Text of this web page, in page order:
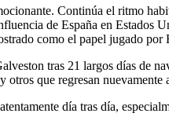
Descripcion del
Y
que irán a
El buque-
día 16 de
Continúa el ritmo
de España en
como el papel jugado
tras 21 largos días de
que regresan
día tras día,